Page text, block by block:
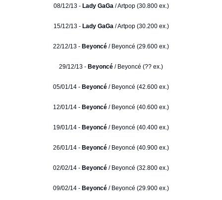
08/12/13 - Lady GaGa/ Artpop (30.800 ex.)
15/12/13 - Lady GaGa/ Artpop (30.200 ex.)
22/12/13 - Beyoncé / Beyoncé (29.600 ex.)
29/12/13 - Beyoncé / Beyoncé (?? ex.)
05/01/14 - Beyoncé / Beyoncé (42.600 ex.)
12/01/14 - Beyoncé / Beyoncé (40.600 ex.)
19/01/14 - Beyoncé / Beyoncé (40.400 ex.)
26/01/14 - Beyoncé / Beyoncé (40.900 ex.)
02/02/14 - Beyoncé / Beyoncé (32.800 ex.)
09/02/14 - Beyoncé / Beyoncé (29.900 ex.)